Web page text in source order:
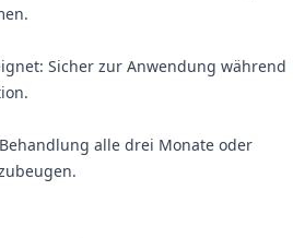
Sicher zur Anwendung während
alle drei Monate oder